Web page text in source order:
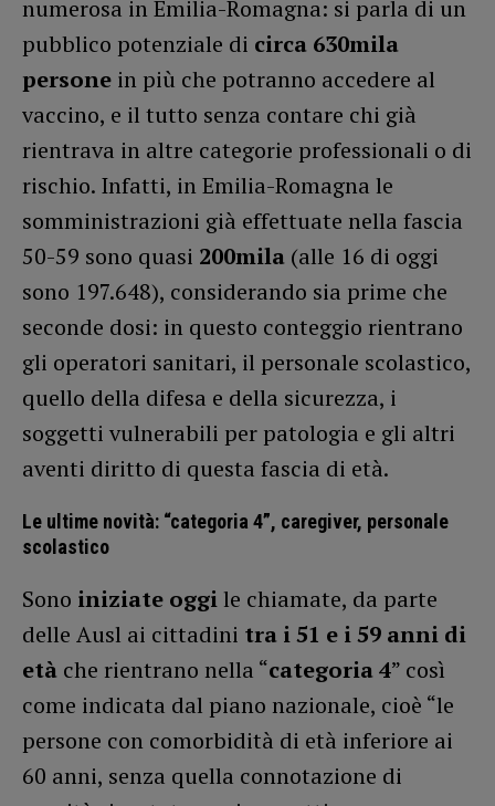
numerosa in Emilia-Romagna: si parla di un
pubblico potenziale di circa 630mila
persone in più che potranno accedere al
vaccino, e il tutto senza contare chi già
rientrava in altre categorie professionali o di
rischio. Infatti, in Emilia-Romagna le
somministrazioni già effettuate nella fascia
50-59 sono quasi 200mila (alle 16 di oggi
sono 197.648), considerando sia prime che
seconde dosi: in questo conteggio rientrano
gli operatori sanitari, il personale scolastico,
quello della difesa e della sicurezza, i
soggetti vulnerabili per patologia e gli altri
aventi diritto di questa fascia di età.
Le ultime novità: “categoria 4”, caregiver, personale
scolastico
Sono iniziate oggile chiamate, da parte
delle Ausl ai cittadini tra i 51 e i 59 anni di
età che rientrano nella “categoria 4” così
come indicata dal piano nazionale, cioè “le
persone con comorbidità di età inferiore ai
60 anni, senza quella connotazione di